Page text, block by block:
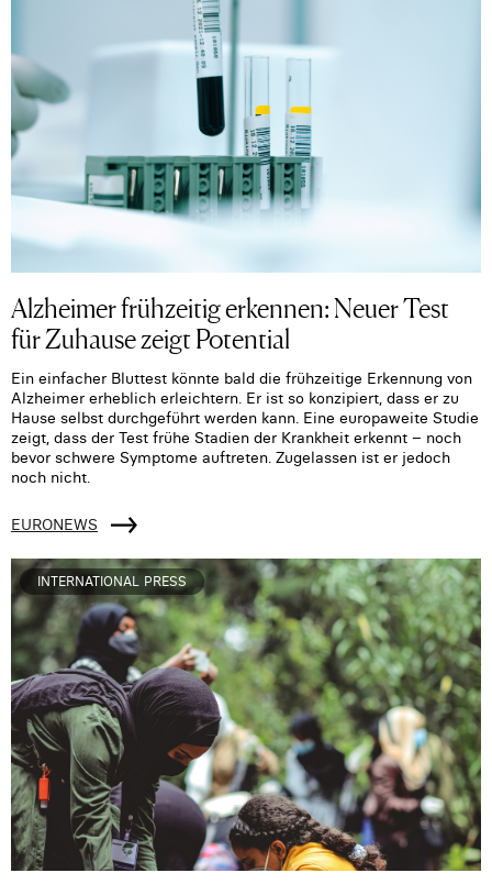
Alzheimer frühzeitig erkennen: Neuer Test
für Zuhause zeigt Potential
Ein einfacher Bluttest könnte bald die frühzeitige Erkennung von
Alzheimer erheblich erleichtern. Er ist so konzipiert, dass er zu
Hause selbst durchgeführt werden kann. Eine europaweite Studie
zeigt, dass der Test frühe Stadien der Krankheit erkennt – noch
bevor schwere Symptome auftreten. Zugelassen ist er jedoch
noch nicht.
EURONEWS
INTERNATIONAL PRESS